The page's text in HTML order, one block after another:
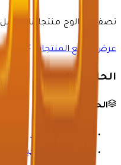
تصفح كتالوج منتجاتنا الكامل
عرض جميع المنتجات
الحلول والموارد
الحلول الصناعية
النفط والغاز
الرعاية الصحية